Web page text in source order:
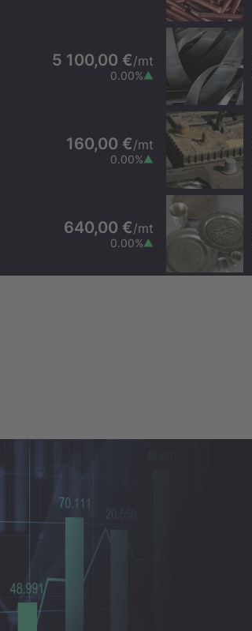
5 100,00 €/mt
0.00%
160,00 €/mt
0.00%
640,00 €/mt
0.00%